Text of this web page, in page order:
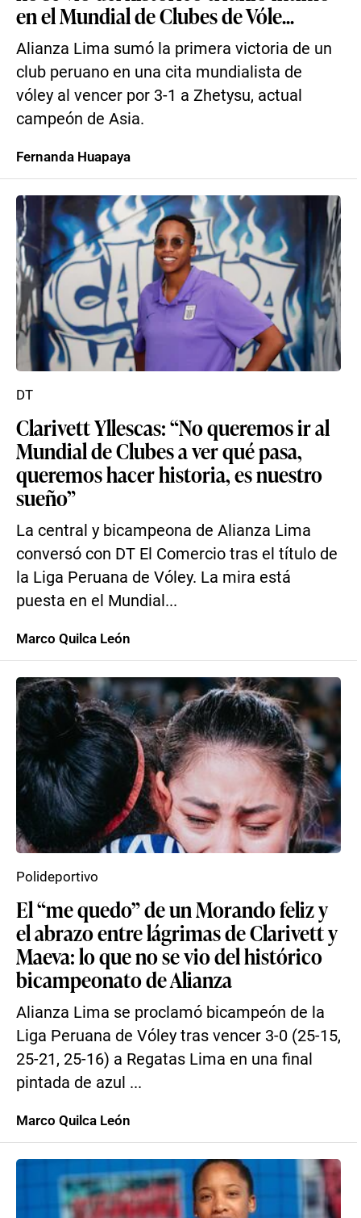
en el Mundial de Clubes de Vóle...
Alianza Lima sumó la primera victoria de un
club peruano en una cita mundialista de
vóley al vencer por 3-1 a Zhetysu, actual
campeón de Asia.
Fernanda Huapaya
Clarivett Yllescas: “No queremos ir al
Mundial de Clubes a ver qué pasa,
queremos hacer historia, es nuestro
sueño”
La central y bicampeona de Alianza Lima
conversó con DT El Comercio tras el título de
la Liga Peruana de Vóley. La mira está
puesta en el Mundial...
DT
Marco Quilca León
El “me quedo” de un Morando feliz y
el abrazo entre lágrimas de Clarivett y
Maeva: lo que no se vio del histórico
bicampeonato de Alianza
Alianza Lima se proclamó bicampeón de la
Liga Peruana de Vóley tras vencer 3-0 (25-15,
25-21, 25-16) a Regatas Lima en una final
pintada de azul ...
Polideportivo
Marco Quilca León